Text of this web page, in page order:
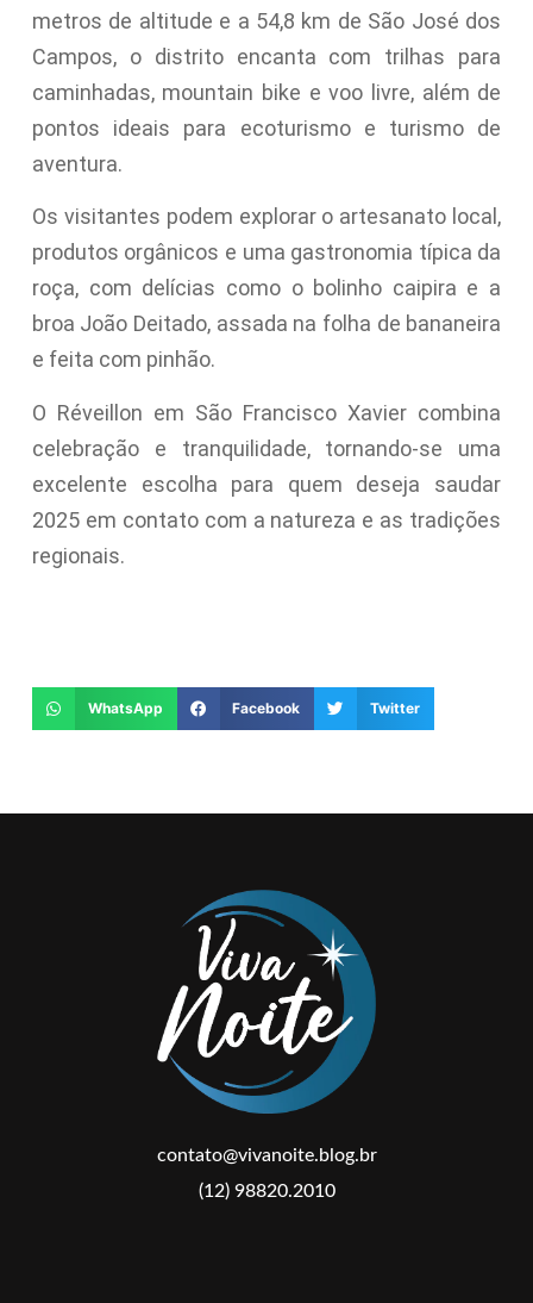
metros de altitude e a 54,8 km de São José dos
Campos, o distrito encanta com trilhas para
caminhadas, mountain bike e voo livre, além de
pontos ideais para ecoturismo e turismo de
aventura.
Os visitantes podem explorar o artesanato local,
produtos orgânicos e uma gastronomia típica da
roça, com delícias como o bolinho caipira e a
broa João Deitado, assada na folha de bananeira
e feita com pinhão.
O Réveillon em São Francisco Xavier combina
celebração e tranquilidade, tornando-se uma
excelente escolha para quem deseja saudar
2025 em contato com a natureza e as tradições
regionais.
WhatsApp Facebook Twitter
contato@vivanoite.blog.br
(12) 98820.2010